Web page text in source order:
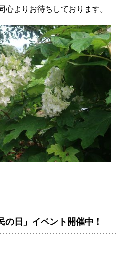
よりお待ちしております。
日」イベント開催中！